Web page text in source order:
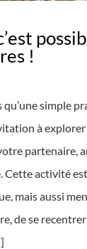
!
qu’une simple
à
partenaire,
Cette activité
mais aussi
de se